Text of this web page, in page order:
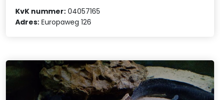
KvK nummer: 04057165
Adres: Europaweg 126